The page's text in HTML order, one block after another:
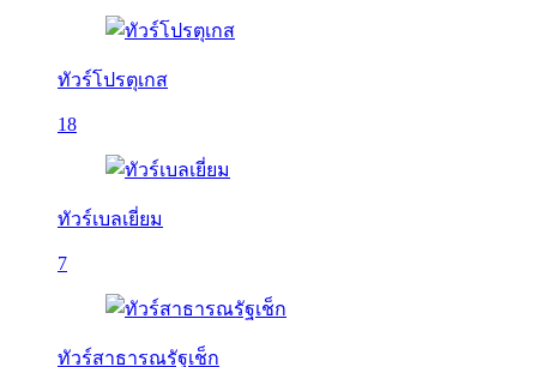
ทัวร์โปรตุเกส
18
ทัวร์เบลเยี่ยม
7
ทัวร์สาธารณรัฐเช็ก